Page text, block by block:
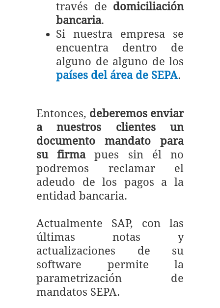
través de domiciliación
bancaria.
Si nuestra empresa se
encuentra dentro de
alguno de alguno de los
países del área de SEPA.
Entonces, deberemos enviar
a nuestros clientes un
documento mandato para
su firmapues sin él no
podremos reclamar el
adeudo de los pagos a la
entidad bancaria.
Actualmente SAP, con las
últimas notas y
actualizaciones de su
software permite la
parametrización de
mandatos SEPA.